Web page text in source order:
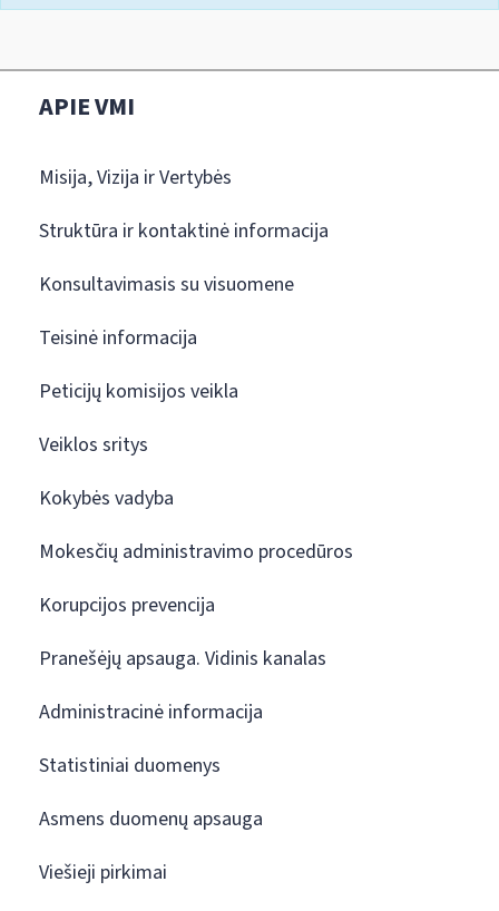
APIE VMI
Misija, Vizija ir Vertybės
Struktūra ir kontaktinė informacija
Konsultavimasis su visuomene
Teisinė informacija
Peticijų komisijos veikla
Veiklos sritys
Kokybės vadyba
Mokesčių administravimo procedūros
Korupcijos prevencija
Pranešėjų apsauga. Vidinis kanalas
Administracinė informacija
Statistiniai duomenys
Asmens duomenų apsauga
Viešieji pirkimai